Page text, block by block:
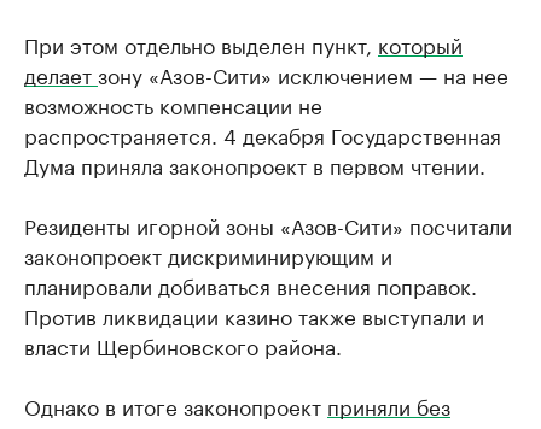
При этом отдельно выделен пункт, который
делаетзону «Азов-Сити» исключением — на нее
возможность компенсации не
распространяется. 4 декабря Государственная
Дума приняла законопроект в первом чтении.
Резиденты игорной зоны «Азов-Сити» посчитали
законопроект дискриминирующим и
планировали добиваться внесения поправок.
Против ликвидации казино также выступали и
власти Щербиновского района.
Однако в итоге законопроект приняли без